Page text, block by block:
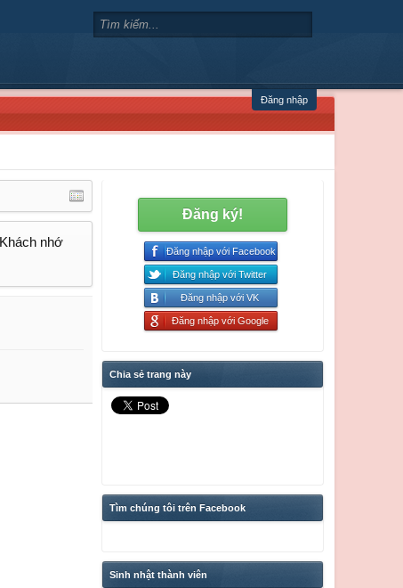
Đăng nhập
nhớ
Đăng ký!
Đăng nhập với Facebook
Đăng nhập với Twitter
Đăng nhập với VK
Đăng nhập với Google
Chia sẻ trang này
Tìm chúng tôi trên Facebook
Sinh nhật thành viên